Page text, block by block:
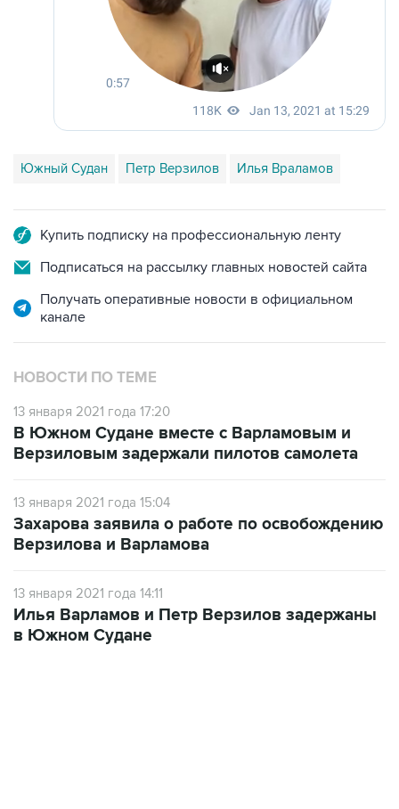
Южный Судан Петр Верзилов Илья Враламов
Купить подписку на профессиональную ленту
Подписаться на рассылку главных новостей сайта
Получать оперативные новости в официальном
канале
НОВОСТИ ПО ТЕМЕ
13 января 2021 года 17:20
В Южном Судане вместе с Варламовым и
Верзиловым задержали пилотов самолета
13 января 2021 года 15:04
Захарова заявила о работе по освобождению
Верзилова и Варламова
13 января 2021 года 14:11
Илья Варламов и Петр Верзилов задержаны
в Южном Судане